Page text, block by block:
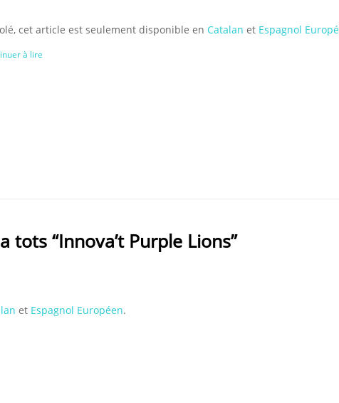
cet article est seulement disponible enCatalan et Espagnol
à lire
tots “Innova’t Purple Lions”
et Espagnol Européen.